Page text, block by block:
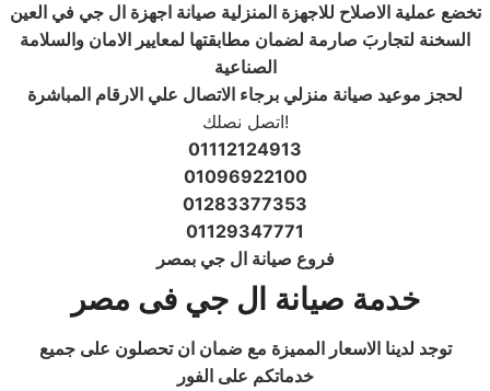
تخضع عملية الاصلاح للاجهزة المنزلية صيانة اجهزة ال جي في العين
السخنة لتجاربَ صارمة لضمان مطابقتها لمعايير الامان والسلامة
الصناعية
لحجز موعيد صيانة منزلي برجاء الاتصال علي الارقام المباشرة
اتصل نصلك!
01112124913
01096922100
01283377353
01129347771
فروع صيانة ال جي بمصر
خدمة صيانة ال جي فى مصر
توجد لدينا الاسعار المميزة مع ضمان ان تحصلون على جميع
خدماتكم على الفور